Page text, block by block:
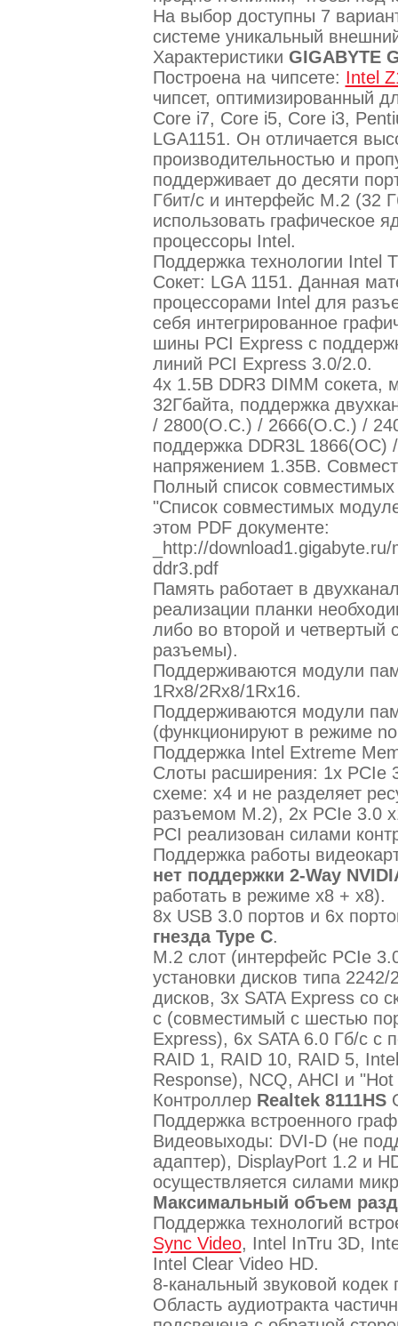
На выбор доступны 7
системе уникальный
Характеристики GIGABYTE
Построена на чипсете: Intel
чипсет, оптимизированный
Core i7, Core i5, Core i3,
LGA1151. Он отличается
производительностью и
поддерживает до десяти
Гбит/с и интерфейс M.2 (32
использовать графическое
процессоры Intel.
Поддержка технологии Intel
Сокет: LGA 1151. Данная
процессорами Intel для
себя интегрированное
шины PCI Express с
линий PCI Express 3.0/2.0.
4х 1.5В DDR3 DIMM сокета,
32Гбайта, поддержка
/ 2800(O.C.) / 2666(O.C.) /
поддержка DDR3L
напряжением 1.35В.
Полный список
"Список совместимых
этом PDF документе:
_http://
ddr3.pdf
Память работает в
реализации планки
либо во второй и четвертый
разъемы).
Поддерживаются модули
1Rx8/2Rx8/1Rx16.
Поддерживаются модули
(функционируют в режиме
Поддержка Intel Extreme
Слоты расширения: 1х PCIe
схеме: х4 и не разделяет
разъемом M.2), 2х PCIe 3.0
PCI реализован силами
Поддержка работы
нет поддержки 2-Way
работать в режиме х8 + х8).
8х USB 3.0 портов и 6х
гнезда Type C.
M.2 слот (интерфейс PCIe
установки дисков типа
дисков, 3x SATA Express со
с (совместимый с шестью
Express), 6х SATA 6.0 Гб/с с
RAID 1, RAID 10, RAID 5,
Response), NCQ, AHCI и "Hot
Контроллер Realtek 8111HS
Поддержка встроенного
Видеовыходы: DVI-D (не
адаптер), DisplayPort 1.2 и
осуществляется силами
Максимальный объем
Поддержка технологий
Sync Video, Intel InTru 3D,
Intel Clear Video HD.
8-канальный звуковой
Область аудиотракта